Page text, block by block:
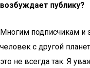
возбуждает публику?
Многим подписчикам и
человек с другой
это не всегда так. Я